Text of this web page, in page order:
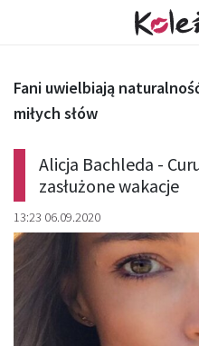
Alicja Bachleda -
zasłużone wakacje
13:23 06.09.2020
Fani uwielbiają
miłych słów